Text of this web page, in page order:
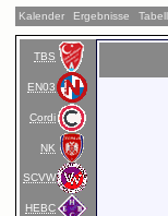
Kalender Ergebnisse
TBS
EN03
Cordi
NK
SCVW
HEBC